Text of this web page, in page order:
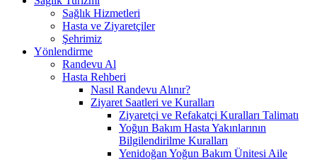
Sağlık Hizmetleri
Hasta ve Ziyaretçiler
Şehrimiz
Yönlendirme
Randevu Al
Hasta Rehberi
Nasıl Randevu Alınır?
Ziyaret Saatleri ve Kuralları
Ziyaretçi ve Refakatçi Kuralları Talimatı
Yoğun Bakım Hasta Yakınlarının
Bilgilendirilme Kuralları
Yenidoğan Yoğun Bakım Ünitesi Aile